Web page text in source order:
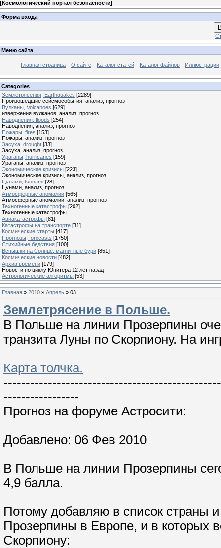
[Космологический портал безопасности]
Форма входа
Меню сайта
Главная страница О сайте Каталог статей Каталог файлов Иллюстрации
Categories
Землетрясения, Earthquakes [2289]
Произошедшие сейсмособытия, анализ, прогноз
Вулканы, Volcanoes [629]
извержения вулканов, анализ, прогноз
Наводнения, floods [254]
Наводнения, анализ, прогноз
Пожары, fires [153]
Пожары, анализ, прогноз
Засуха, drought [33]
Засуха, анализ, прогноз
Ураганы, hurricanes [159]
Ураганы, анализ, прогноз
Экономические кризисы [223]
Экономические кризисы, анализ, прогноз
Цунами, tsunami [28]
Цунами, анализ, прогноз
Атмосферные аномалии [565]
Атмосферные аномалии, анализ, прогноз
Техногенные катастрофы [202]
Техногенные катастрофы
Авиакатастрофы [81]
Катастрофы на транспорте [31]
Космические старты [417]
Прогнозы, forecasts [1750]
Стихийные бедствия [100]
Вспышки на Солнце, магнитные бури [851]
Космические новости [482]
Архив времени [179]
Новости по циклу Юпитера 12 лет назад
Астрологические алгоритмы [53]
Главная » 2010 » Апрель » 03
Землетрясение в Польше.
В Польше на линии Прозерпины
транзита Луны по Скорпиону. На
Карта толчка.
-----------------
Прогноз на форуме Астросити:
Добавлено: 06 Фев 2010
В Польше на линии Прозерпины
4,9 балла.
Потому добавляю в список страны
Прозерпины в Европе, и в которых
Скорпиону: